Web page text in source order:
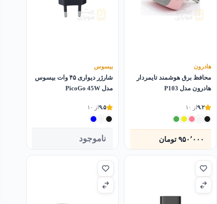
هادرون
محافظ برق هوشمند تایمردار
هادرون مدل P103
۹.۲ از ۱۰
۹۵۰٬۰۰۰ تومان
بیسوس
شارژر دیواری ۴۵ وات بیسوس
مدل PicoGo 45W
۹.۵از ۱۰
ناموجود